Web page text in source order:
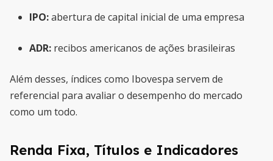
IPO:abertura de capital inicial de uma empresa
ADR: recibos americanos de ações brasileiras
Além desses, índices como Ibovespa servem de
referencial para avaliar o desempenho do mercado
como um todo.
Renda Fixa, Títulos e Indicadores